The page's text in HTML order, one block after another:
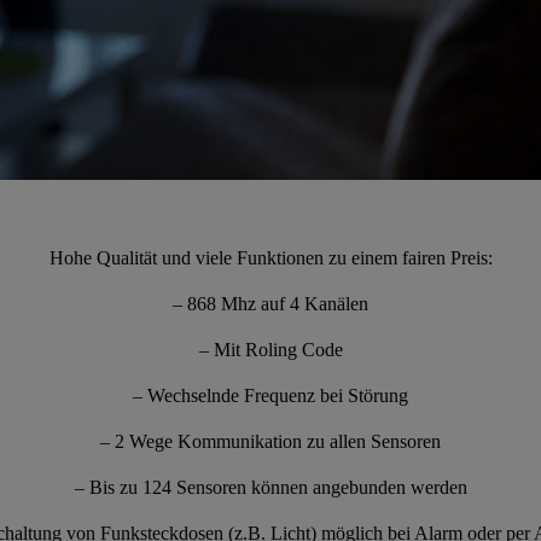
Hohe Qualität und viele Funktionen zu einem fairen Preis:
– 868 Mhz auf 4 Kanälen
– Mit Roling Code
– Wechselnde Frequenz bei Störung
– 2 Wege Kommunikation zu allen Sensoren
– Bis zu 124 Sensoren können angebunden werden
von Funksteckdosen (z.B. Licht) möglich bei Alarm oder per